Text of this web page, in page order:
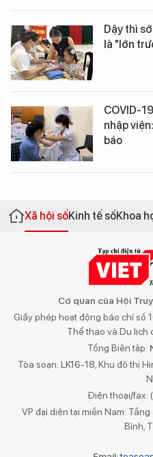
Dậy thì
là "lớn
COVID-
nhập
báo
Xã hội sốKinh tế sốKhoa
Cơ quan của Hội
Giấy phép hoạt động báo chí số
Thể thao và Du lịch
Tổng Biên tập:
Tòa soạn: LK16-18, Khu đô thị
Điện thoại/fax:
VP đại diện tại miền Nam:
Bình,